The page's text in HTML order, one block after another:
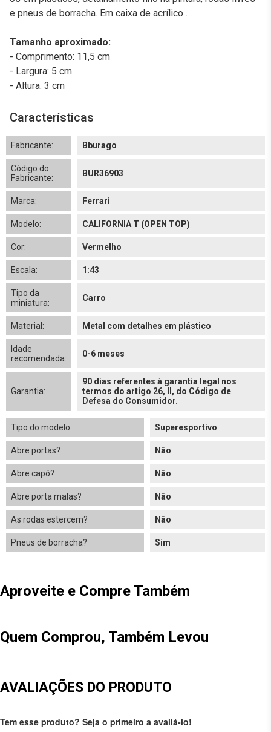
e pneus de borracha. Em caixa de acrílico .
Tamanho aproximado:
- Comprimento: 11,5 cm
- Largura: 5 cm
- Altura: 3 cm
Características
Fabricante: Bburago
Código do
Fabricante:
BUR36903
Marca: Ferrari
Modelo: CALIFORNIA T (OPEN TOP)
Cor: Vermelho
Escala: 1:43
Tipo da
miniatura:
Carro
Material: Metal com detalhes em plástico
Idade
recomendada:
0-6 meses
Garantia:
90 dias referentes à garantia legal nos
termos do artigo 26, II, do Código de
Defesa do Consumidor.
Tipo do modelo: Superesportivo
Abre portas? Não
Abre capô? Não
Abre porta malas? Não
As rodas estercem? Não
Pneus de borracha? Sim
Aproveite e Compre Também
Quem Comprou, Também Levou
AVALIAÇÕES DO PRODUTO
Tem esse produto? Seja o primeiro a avaliá-lo!